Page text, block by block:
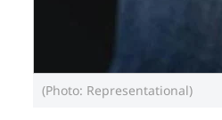
(Photo: Representational)